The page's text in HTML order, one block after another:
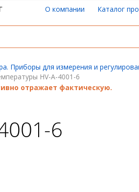
О компании Каталог
Приборы для измерения и
HV-A-4001-6
отражает фактическую.
6